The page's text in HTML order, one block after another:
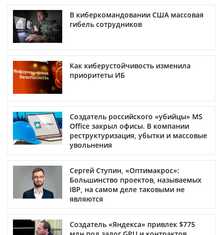
В киберкомандовании США массовая
гибель сотрудников
Как киберустойчивость изменила
приоритеты ИБ
Создатель российского «убийцы» MS
Office закрыл офисы. В компании
реструктуризация, убытки и массовые
увольнения
Сергей Ступин, «Оптимакрос»:
Большинство проектов, называемых
IBP, на самом деле таковыми не
являются
Создатель «Яндекса» привлек $775